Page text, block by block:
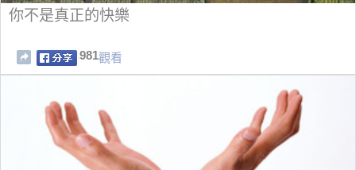
你不是真正的快樂
981觀看